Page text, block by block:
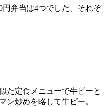
弁当は4つでした。それぞ
た定食メニューで牛ピーと
ン炒めを略して牛ピー。